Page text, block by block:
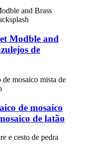
Modble and
de
de mosaico
de latão